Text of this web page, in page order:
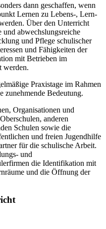
dann geschaffen, wenn
Lernen zu Lebens-, Lern-
Über den Unterricht
und abwechslungsreiche
und Pflege schulischer
und Fähigkeiten der
mit Betrieben im
werden.
Praxistage im Rahmen
zunehmende Bedeutung.
Organisationen und
anderen
Schulen sowie die
und freien Jugendhilfe
für die schulische Arbeit.
und
die Identifikation mit
und die Öffnung der